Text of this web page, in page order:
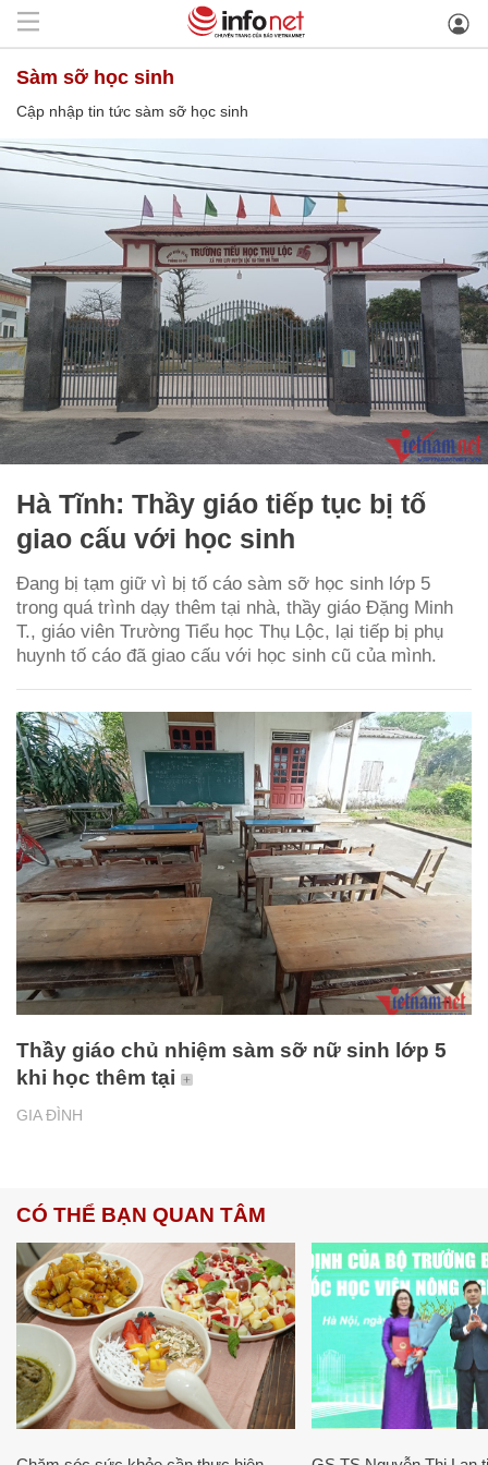
sàm sỡ học sinh
Cập nhập tin tức sàm sỡ học sinh
Hà Tĩnh: Thầy giáo tiếp tục bị tố
giao cấu với học sinh
Đang bị tạm giữ vì bị tố cáo sàm sỡ học sinh lớp 5
trong quá trình dạy thêm tại nhà, thầy giáo Đặng Minh
T., giáo viên Trường Tiểu học Thụ Lộc, lại tiếp bị phụ
huynh tố cáo đã giao cấu với học sinh cũ của mình.
GIA ĐÌNH
Thầy giáo chủ nhiệm sàm sỡ nữ sinh lớp 5
khi học thêm tại
CÓ THỂ BẠN QUAN TÂM